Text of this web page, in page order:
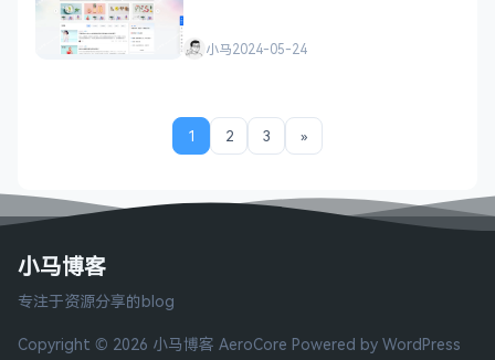
小马2024-05-24
1 2 3 »
小马博客
专注于资源分享的blog
Copyright © 2026 小马博客 AeroCore Powered by WordPress